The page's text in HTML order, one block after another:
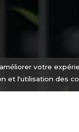
votre
et l'utilisation des